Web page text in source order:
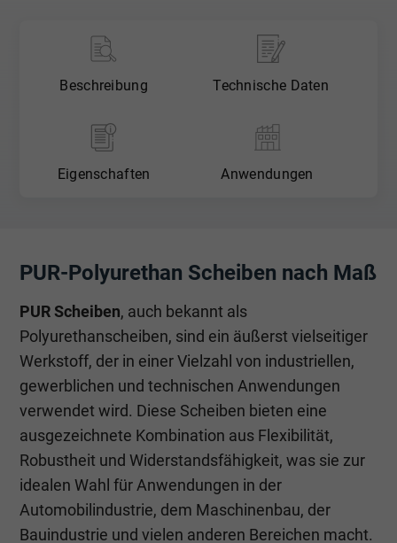
Beschreibung Technische Daten
Eigenschaften Anwendungen
PUR-Polyurethan Scheiben nach Maß
PUR Scheiben, auch bekannt als
Polyurethanscheiben, sind ein äußerst vielseitiger
Werkstoff, der in einer Vielzahl von industriellen,
gewerblichen und technischen Anwendungen
verwendet wird. Diese Scheiben bieten eine
ausgezeichnete Kombination aus Flexibilität,
Robustheit und Widerstandsfähigkeit, was sie zur
idealen Wahl für Anwendungen in der
Automobilindustrie, dem Maschinenbau, der
Bauindustrie und vielen anderen Bereichen macht.